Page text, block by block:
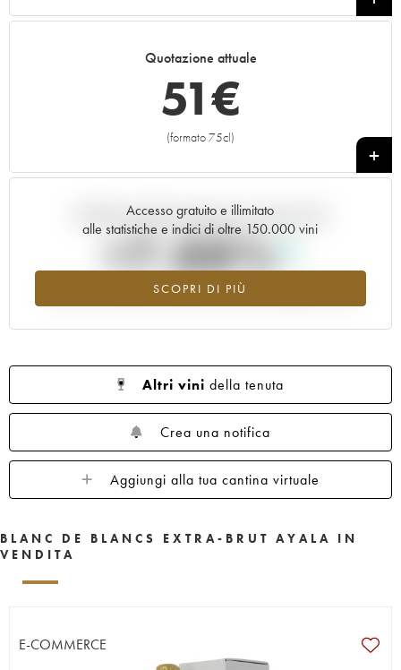
Quotazione attuale
51€
(formato 75cl)
+
Accesso gratuito e illimitato
alle statistiche e indici di oltre 150.000 vini
SCOPRI DI PIÙ
Andamento della quotazione in tempo reale
+7.88%
Valore in aumento per l'annata 2016 nel 2026 rispetto al 2025
Altri vini della tenuta
Crea una notifica
Aggiungi alla tua cantina virtuale
BLANC DE BLANCS EXTRA-BRUT AYALA IN
VENDITA
E-COMMERCE